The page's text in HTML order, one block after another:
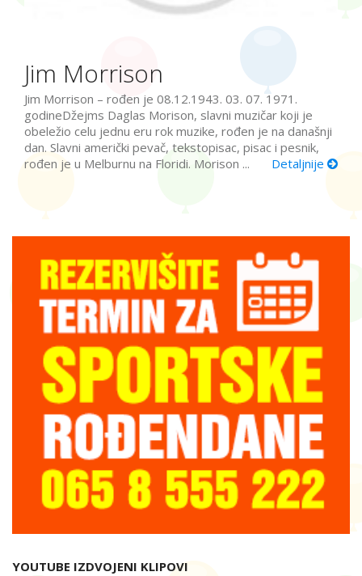
Jim Morrison
Jim Morrison – rođen je 08.12.1943. 03. 07. 1971.
godineDžejms Daglas Morison, slavni muzičar koji je
obeležio celu jednu eru rok muzike, rođen je na današnji
dan. Slavni američki pevač, tekstopisac, pisac i pesnik,
rođen je u Melburnu na Floridi. Morison ...
Detaljnije
YOUTUBE IZDVOJENI KLIPOVI